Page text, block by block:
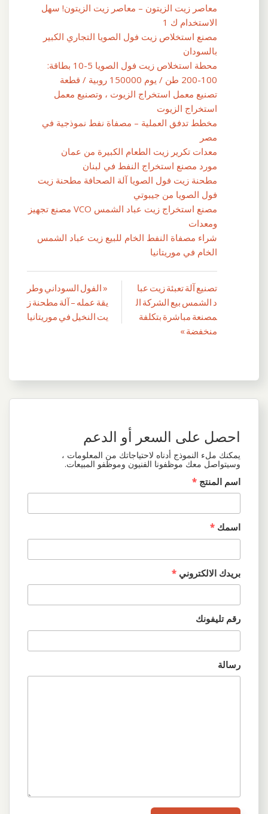
معاصر زيت الزيتون – معاصر زيت الزيتون! سهل
الاستخدام ك 1
مصنع استخلاص زيت فول الصويا التجاري الكبير
بالسودان
محطة استخلاص زيت فول الصويا 5-10 بطاقة:
100-200 طن / يوم 150000 روبية / قطعة
تصنيع معمل استخراج الزيوت ، وتصنيع معمل
استخراج الزيوت
مخطط تدفق العملية – مصفاة نفط نموذجية في
مصر
معدات تكرير زيت الطعام الكبيرة من عمان
مورد مصنع استخراج النفط في لبنان
مطحنة زيت فول الصويا آلة الصحافة مطحنة زيت
فول الصويا من جيبوتي
مصنع استخراج زيت عباد الشمس VCO مصنع تجهيز
ومعدات
شراء مصفاة النفط الخام للبيع زيت عباد الشمس
الخام في موريتانيا
تصفّح
المقالات
« الفول السوداني وطر
يقة عمله – آلة مطحنة ز
يت النخيل في موريتانيا
تصنيع آلة تعبئة زيت عبا
د الشمس بيع الشركة ال
مصنعة مباشرة بتكلفة
منخفضة »
احصل على السعر أو الدعم
يمكنك ملء النموذج أدناه لاحتياجاتك من المعلومات ،
وسيتواصل معك موظفونا الفنيون وموظفو المبيعات.
اسم المنتج *
اسمك *
بريدك الالكتروني *
رقم تليفونك
رسالة